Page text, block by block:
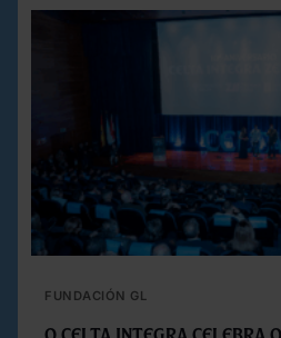
FUNDACIÓN GL